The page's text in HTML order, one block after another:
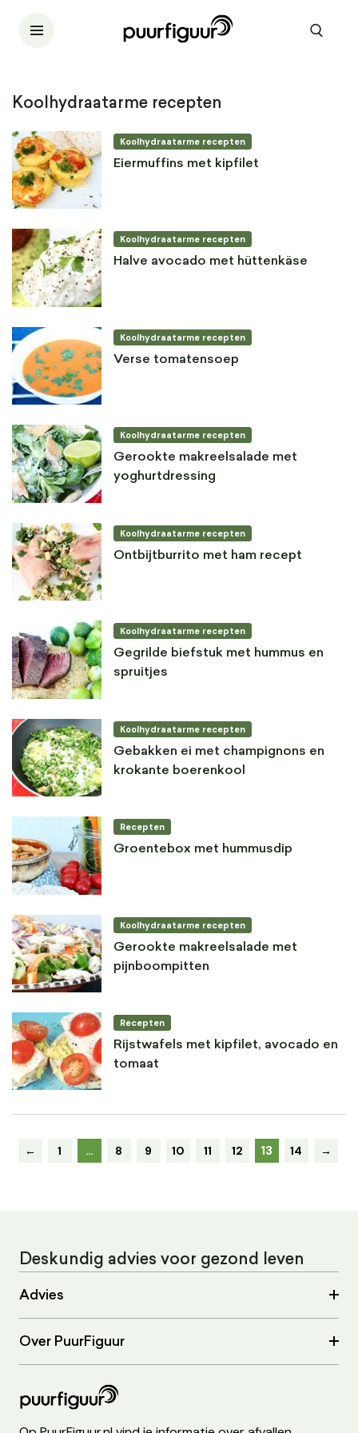
Koolhydraatarme recepten
Koolhydraatarme recepten
Eiermuffins met kipfilet
Koolhydraatarme recepten
Halve avocado met hüttenkäse
Koolhydraatarme recepten
Verse tomatensoep
Koolhydraatarme recepten
Gerookte makreelsalade met
yoghurtdressing
Koolhydraatarme recepten
Ontbijtburrito met ham recept
Koolhydraatarme recepten
Gegrilde biefstuk met hummus en
spruitjes
Koolhydraatarme recepten
Gebakken ei met champignons en
krokante boerenkool
Recepten
Groentebox met hummusdip
Koolhydraatarme recepten
Gerookte makreelsalade met
pijnboompitten
Recepten
Rijstwafels met kipfilet, avocado en
tomaat
← 1 … 8 9 10 11 12 13 14 →
Deskundig advies voor gezond leven
Advies
Over PuurFiguur